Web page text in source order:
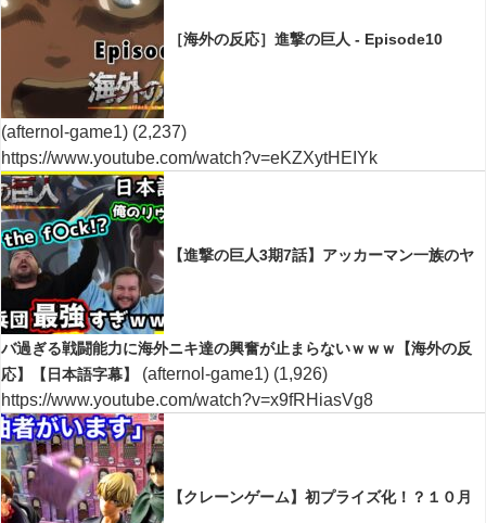
［海外の反応］進撃の巨人 - Episode10
(afternol-game1) (2,237)
https://www.youtube.com/watch?v=eKZXytHEIYk
【進撃の巨人3期7話】アッカーマン一族のヤ
バ過ぎる戦闘能力に海外ニキ達の興奮が止まらないｗｗｗ【海外の反
応】【日本語字幕】
(afternol-game1) (1,926)
https://www.youtube.com/watch?v=x9fRHiasVg8
【クレーンゲーム】初プライズ化！？１０月